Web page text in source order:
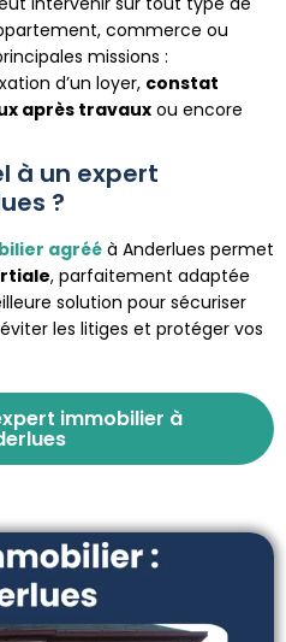
commerce ou
missions :
d’un loyer, constat
après travaux ou encore
à un expert
?
agréé à Anderlues permet
, parfaitement adaptée
solution pour sécuriser
les litiges et protéger vos
immobilier à